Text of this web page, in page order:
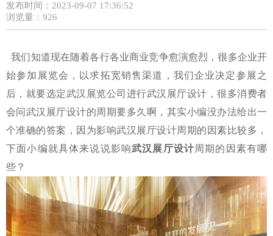
发布时间：2023-09-07 17:36:52
浏览量：926
我们知道现在随着各行各业商业竞争愈演愈烈，很多企业开
始参加展览会，以求拓宽销售渠道，我们企业决定参展之
后，就要选定武汉展览公司进行武汉展厅设计，很多消费者
会问武汉展厅设计的周期要多久啊，其实小编没办法给出一
个准确的答案，因为影响武汉展厅设计周期的因素比较多，
下面小编就具体来说说影响武汉展厅设计周期的因素有哪
些？